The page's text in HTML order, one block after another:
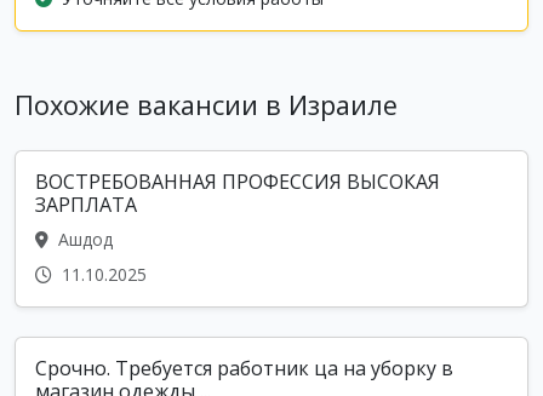
Похожие вакансии в Израиле
ВОСТРЕБОВАННАЯ ПРОФЕССИЯ ВЫСОКАЯ
ЗАРПЛАТА
Ашдод
11.10.2025
Срочно. Требуется работник ца на уборку в